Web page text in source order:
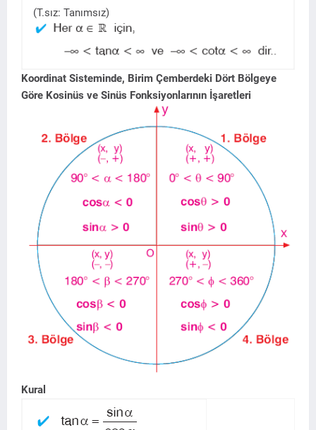
(T.sız: Tanımsız)
Koordinat Sisteminde, Birim Çemberdeki Dört Bölgeye
Göre Kosinüs ve Sinüs Fonksiyonlarının İşaretleri
Kural